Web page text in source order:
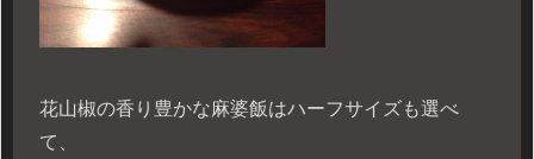
花山椒の香り豊かな麻婆飯はハーフサイズも選べ
て、